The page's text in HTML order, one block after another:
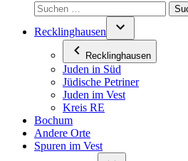
Suchen
nach:
Recklinghausen
Recklinghausen
Juden in Süd
Jüdische Petriner
Juden im Vest
Kreis RE
Bochum
Andere Orte
Spuren im Vest